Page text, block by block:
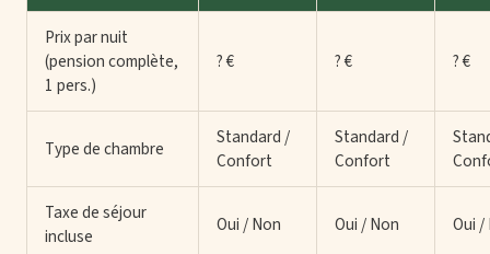
Prix par nuit
(pension complète,
1 pers.)
? € ? € ? €
Type de chambre
Standard /
Confort
Standard /
Confort
Taxe de séjour
incluse
Oui / Non Oui / Non Oui /